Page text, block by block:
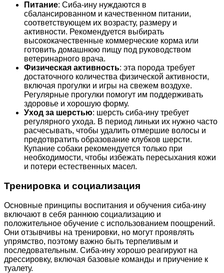
Питание: Сиба-ину нуждаются в
сбалансированном и качественном питании,
соответствующем их возрасту, размеру и
активности. Рекомендуется выбирать
высококачественные коммерческие корма или
готовить домашнюю пищу под руководством
ветеринарного врача.
Физическая активность: эта порода требует
достаточного количества физической активности,
включая прогулки и игры на свежем воздухе.
Регулярные прогулки помогут им поддерживать
здоровье и хорошую форму.
Уход за шерстью: шерсть сиба-ину требует
регулярного ухода. В период линьки их нужно часто
расчесывать, чтобы удалить отмершие волосы и
предотвратить образование клубков шерсти.
Купание собаки рекомендуется только при
необходимости, чтобы избежать пересыхания кожи
и потери естественных масел.
Тренировка и социализация
Основные принципы воспитания и обучения сиба-ину
включают в себя раннюю социализацию и
положительное обучение с использованием поощрений.
Они отзывчивы на тренировки, но могут проявлять
упрямство, поэтому важно быть терпеливым и
последовательным. Сиба-ину хорошо реагируют на
дрессировку, включая базовые команды и приучение к
туалету.